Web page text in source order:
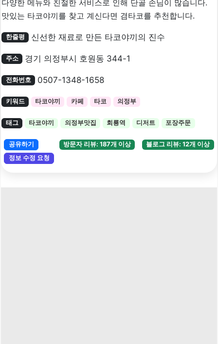
다양한 메뉴와 친절한 서비스로 인해 단골 손님이 많습니다.
맛있는 타코야끼를 찾고 계신다면 겸타코를 추천합니다.
한줄평 신선한 재료로 만든 타코야끼의 진수
주소 경기 의정부시 호원동 344-1
전화번호 0507-1348-1658
키워드 타코야끼 카페 타코 의정부
태그 타코야끼 의정부맛집 회룡역 디저트 포장주문
블로그 리뷰: 12개 이상
방문자 리뷰: 187개 이상
공유하기
정보 수정 요청